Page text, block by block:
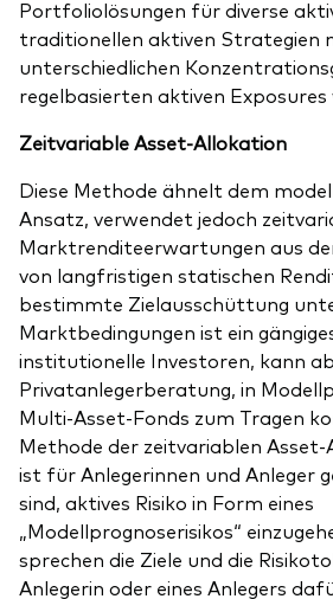
Portfoliolösungen für diverse
traditionellen aktiven Strategien
unterschiedlichen
regelbasierten aktiven Exposures
Zeitvariable Asset-Allokation
Diese Methode ähnelt dem
Ansatz, verwendet jedoch
Marktrenditeerwartungen aus
von langfristigen statischen
bestimmte Zielausschüttung
Marktbedingungen ist ein
institutionelle Investoren, kann
Privatanlegerberatung, in
Multi-Asset-Fonds zum Tragen
Methode der zeitvariablen Asset-
ist für Anlegerinnen und Anleger
sind, aktives Risiko in Form eines
„Modellprognoserisikos“
sprechen die Ziele und die
Anlegerin oder eines Anlegers